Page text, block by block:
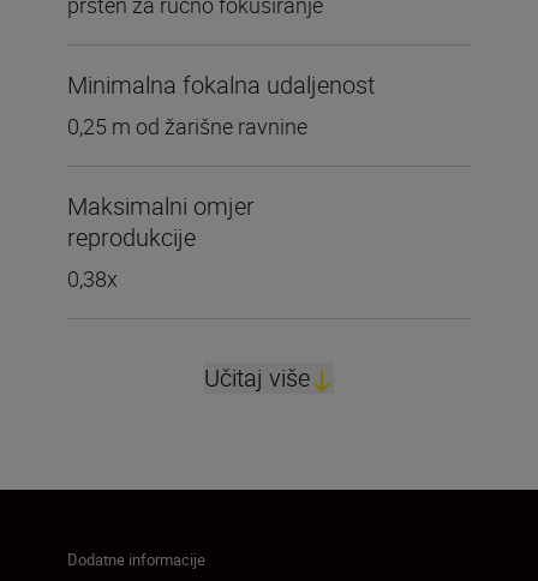
Minimalna fokalna udaljenost
0,25 m od žarišne ravnine
Maksimalni omjer
reprodukcije
0,38x
Učitaj više
Dodatne informacije